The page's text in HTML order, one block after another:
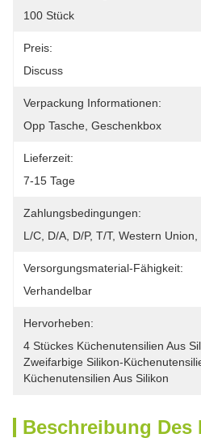
100 Stück
Preis:
Discuss
Verpackung Informationen:
Opp Tasche, Geschenkbox
Lieferzeit:
7-15 Tage
Zahlungsbedingungen:
L/C, D/A, D/P, T/T, Western Union,
Versorgungsmaterial-Fähigkeit:
Verhandelbar
Hervorheben:
4 Stückes Küchenutensilien Aus
Zweifarbige Silikon-
Küchenutensilien Aus Silikon
Beschreibung Des